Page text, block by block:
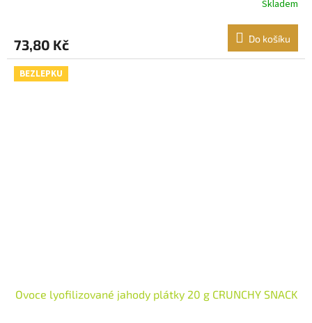
Skladem
73,80 Kč Do košíku
BEZLEPKU
Ovoce lyofilizované jahody plátky 20 g CRUNCHY SNACK